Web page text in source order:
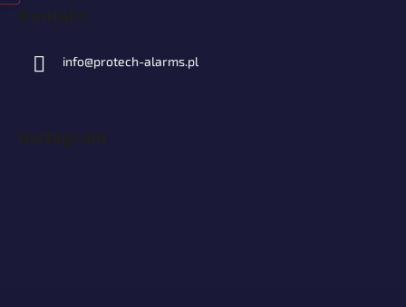
Kontakt
info@protech-alarms.pl
Instagram